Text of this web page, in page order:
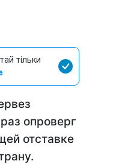
тільки
опроверг
отставке